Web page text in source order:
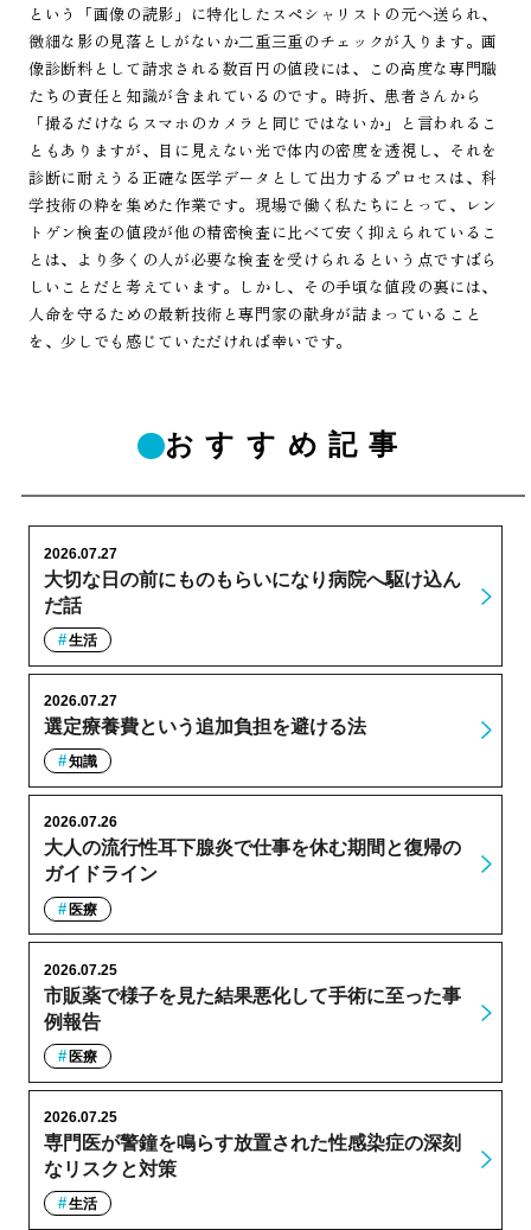
という「画像の読影」に特化したスペシャリストの元へ送られ、
微細な影の見落としがないか二重三重のチェックが入ります。画
像診断料として請求される数百円の値段には、この高度な専門職
たちの責任と知識が含まれているのです。時折、患者さんから
「撮るだけならスマホのカメラと同じではないか」と言われるこ
ともありますが、目に見えない光で体内の密度を透視し、それを
診断に耐えうる正確な医学データとして出力するプロセスは、科
学技術の粋を集めた作業です。現場で働く私たちにとって、レン
トゲン検査の値段が他の精密検査に比べて安く抑えられているこ
とは、より多くの人が必要な検査を受けられるという点ですばら
しいことだと考えています。しかし、その手頃な値段の裏には、
人命を守るための最新技術と専門家の献身が詰まっていること
を、少しでも感じていただければ幸いです。
おすすめ記事
大切な日の前にものもらいになり病院へ駆け込ん
だ話
2026.07.27
生活
選定療養費という追加負担を避ける法
2026.07.27
知識
大人の流行性耳下腺炎で仕事を休む期間と復帰の
ガイドライン
2026.07.26
医療
市販薬で様子を見た結果悪化して手術に至った事
例報告
2026.07.25
医療
専門医が警鐘を鳴らす放置された性感染症の深刻
なリスクと対策
2026.07.25
生活